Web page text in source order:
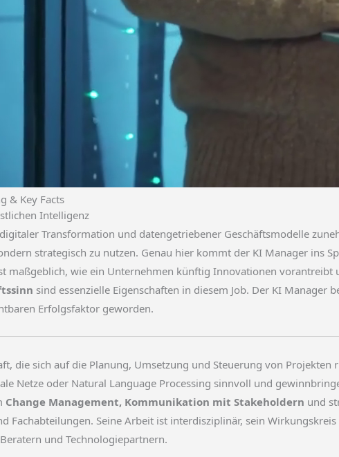
& Key Facts
Intelligenz
Transformation und datengetriebener Geschäftsmodelle
strategisch zu nutzen. Genau hier kommt der KI Manager ins
maßgeblich, wie ein Unternehmen künftig Innovationen vorantreibt
sind essenzielle Eigenschaften in diesem Job. Der KI
Erfolgsfaktor geworden.
die sich auf die Planung, Umsetzung und Steuerung von Projekten
Netze oder Natural Language Processing sinnvoll und
Change Management, Kommunikation mit Stakeholdern und
Fachabteilungen. Seine Arbeit ist interdisziplinär, sein
und Technologiepartnern.